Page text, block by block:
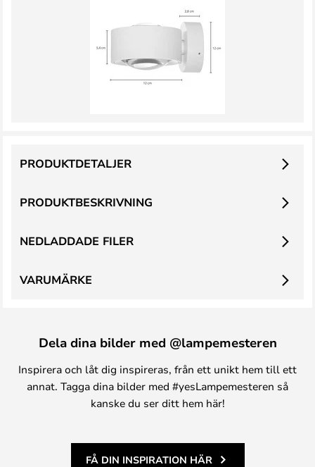
PRODUKTBESKRIVNING
PRODUKTDETALJER
NEDLADDADE FILER
VARUMÄRKE
Dela dina bilder med @lampemesteren
Inspirera och låt dig inspireras, från ett unikt hem till ett
annat. Tagga dina bilder med #yesLampemesteren så
kanske du ser ditt hem här!
FÅ DIN INSPIRATION HÄR